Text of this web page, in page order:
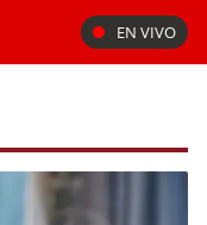
EN VIVO